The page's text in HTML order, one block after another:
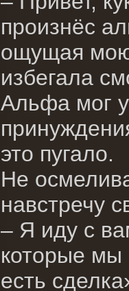
произнёс
ощущая мою
избегала
Альфа мог
это пугало.
Не
навстречу
– Я иду с
которые мы
есть